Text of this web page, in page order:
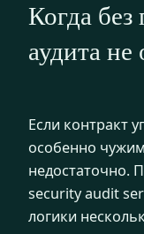
Когда без
аудита не
Если контракт
особенно
недостаточно.
security audit
логики